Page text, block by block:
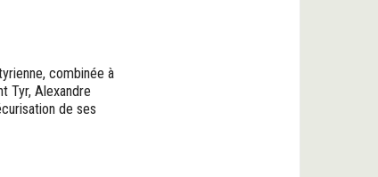
combinée à
Tyr, Alexandre
de ses